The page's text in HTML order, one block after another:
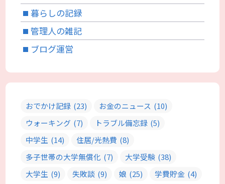
暮らしの記録
管理人の雑記
ブログ運営
おでかけ記録 (23) お金のニュース (10)
ウォーキング (7) トラブル備忘録 (5)
中学生 (14) 住居/光熱費 (8)
多子世帯の大学無償化 (7) 大学受験 (38)
大学生 (9) 失敗談 (9) 娘 (25) 学費貯金 (4)